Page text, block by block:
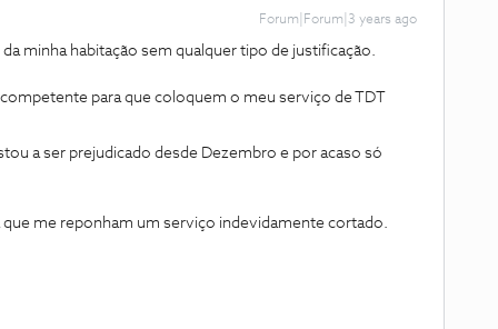
Forum|Forum|3 years ago
minha habitação sem qualquer tipo de justificação.
para que coloquem o meu serviço de TDT
a ser prejudicado desde Dezembro e por acaso só
me reponham um serviço indevidamente cortado.